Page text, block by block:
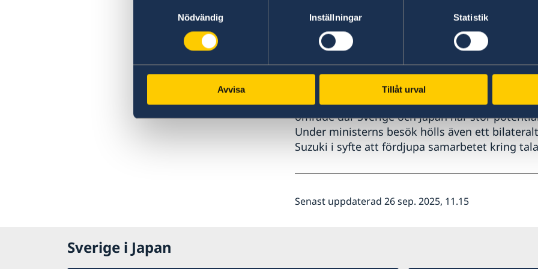
Nödvändig
Inställningar Statistik
Avvisa Tillåt urval
I Tokyo deltog ministern vid evenemanget
Institute of Science Tokyo. Där träffade han
som Scania och ABB.
I Osaka anslöt han till Expo för att knyta
område där Sverige och Japan har stor
Under ministerns besök hölls även ett
Suzuki i syfte att fördjupa samarbetet kring
Senast uppdaterad 26 sep. 2025, 11.15
Sverige i Japan